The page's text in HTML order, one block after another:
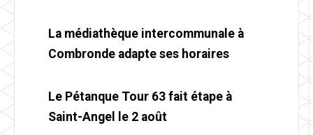
La médiathèque intercommunale à
Combronde adapte ses horaires
Le Pétanque Tour 63 fait étape à
Saint-Angel le 2 août